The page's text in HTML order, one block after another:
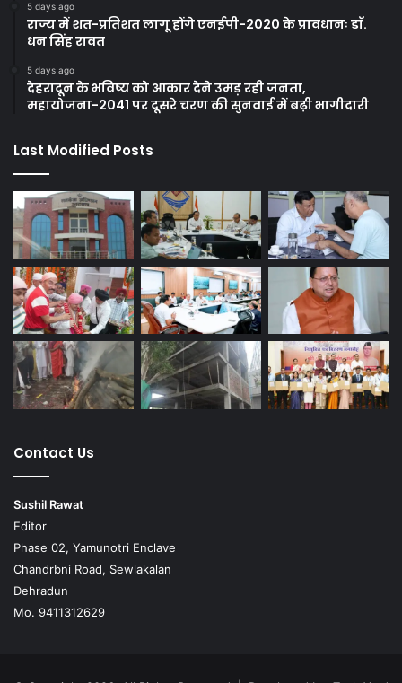
5 days ago
राज्य में शत-प्रतिशत लागू होंगे एनईपी-2020 के प्रावधानः डाॅ.
धन सिंह रावत
5 days ago
देहरादून के भविष्य को आकार देने उमड़ रही जनता,
महायोजना-2041 पर दूसरे चरण की सुनवाई में बढ़ी भागीदारी
Last Modified Posts
Contact Us
Sushil Rawat
Editor
Phase 02, Yamunotri Enclave
Chandrbni Road, Sewlakalan
Dehradun
Mo. 9411312629